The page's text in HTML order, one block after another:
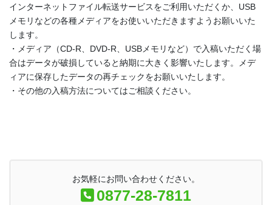
インターネットファイル転送サービスをご利用いただくか、USB
メモリなどの各種メディアをお使いいただきますようお願いいた
します。
・メディア（CD-R、DVD-R、USBメモリなど）で入稿いただく場
合はデータが破損していると納期に大きく影響いたします。メデ
ィアに保存したデータの再チェックをお願いいたします。
・その他の入稿方法についてはご相談ください。
お気軽にお問い合わせください。
0877-28-7811